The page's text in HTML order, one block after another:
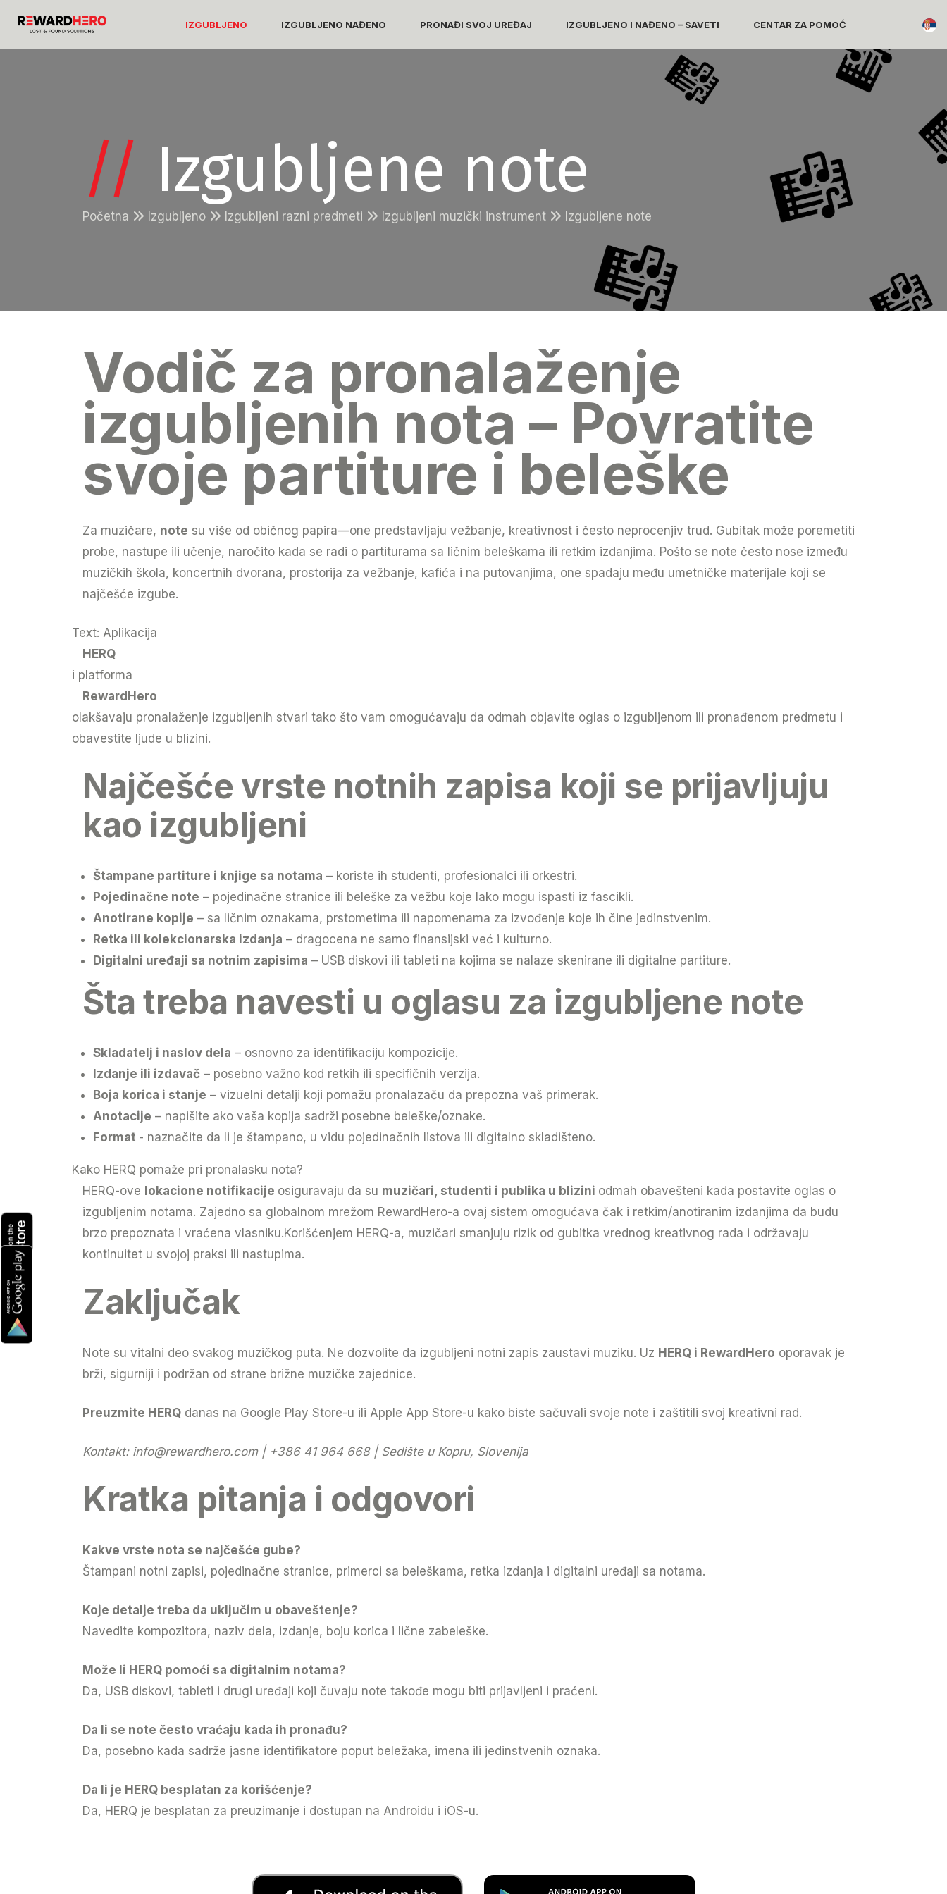
IZGUBLJENO IZGUBLJENO NAĐENO PRONAĐI SVOJ UREĐAJ IZGUBLJENO I NAĐENO – SAVETI CENTAR ZA POMOĆ
// Izgubljene note
Početna Izgubljeno Izgubljeni razni predmeti Izgubljeni muzički instrument Izgubljene note
Vodič za pronalaženje
izgubljenih nota – Povratite
svoje partiture i beleške
Za muzičare, note su više od običnog papira—one predstavljaju vežbanje, kreativnost i često neprocenjiv trud. Gubitak može poremetiti
probe, nastupe ili učenje, naročito kada se radi o partiturama sa ličnim beleškama ili retkim izdanjima. Pošto se note često nose između
muzičkih škola, koncertnih dvorana, prostorija za vežbanje, kafića i na putovanjima, one spadaju među umetničke materijale koji se
najčešće izgube.
Text: Aplikacija
HERQ
i platforma
RewardHero
olakšavaju pronalaženje izgubljenih stvari tako što vam omogućavaju da odmah objavite oglas o izgubljenom ili pronađenom predmetu i
obavestite ljude u blizini.
Najčešće vrste notnih zapisa koji se prijavljuju
kao izgubljeni
Štampane partiture i knjige sa notama – koriste ih studenti, profesionalci ili orkestri.
Pojedinačne note – pojedinačne stranice ili beleške za vežbu koje lako mogu ispasti iz fascikli.
Anotirane kopije – sa ličnim oznakama, prstometima ili napomenama za izvođenje koje ih čine jedinstvenim.
Retka ili kolekcionarska izdanja – dragocena ne samo finansijski već i kulturno.
Digitalni uređaji sa notnim zapisima – USB diskovi ili tableti na kojima se nalaze skenirane ili digitalne partiture.
Šta treba navesti u oglasu za izgubljene note
Skladatelj i naslov dela – osnovno za identifikaciju kompozicije.
Izdanje ili izdavač – posebno važno kod retkih ili specifičnih verzija.
Boja korica i stanje – vizuelni detalji koji pomažu pronalazaču da prepozna vaš primerak.
Anotacije – napišite ako vaša kopija sadrži posebne beleške/oznake.
Format - naznačite da li je štampano, u vidu pojedinačnih listova ili digitalno skladišteno.
Kako HERQ pomaže pri pronalasku nota?
HERQ-ove lokacione notifikacije osiguravaju da su muzičari, studenti i publika u blizini odmah obavešteni kada postavite oglas o
izgubljenim notama. Zajedno sa globalnom mrežom RewardHero-a ovaj sistem omogućava čak i retkim/anotiranim izdanjima da budu
brzo prepoznata i vraćena vlasniku.Korišćenjem HERQ-a, muzičari smanjuju rizik od gubitka vrednog kreativnog rada i održavaju
kontinuitet u svojoj praksi ili nastupima.
Zaključak
Note su vitalni deo svakog muzičkog puta. Ne dozvolite da izgubljeni notni zapis zaustavi muziku. Uz HERQ i RewardHero oporavak je
brži, sigurniji i podržan od strane brižne muzičke zajednice.
Preuzmite HERQ danas na Google Play Store-u ili Apple App Store-u kako biste sačuvali svoje note i zaštitili svoj kreativni rad.
Kontakt: info@rewardhero.com| +386 41 964 668 | Sedište u Kopru, Slovenija
Kratka pitanja i odgovori
Kakve vrste nota se najčešće gube?
Štampani notni zapisi, pojedinačne stranice, primerci sa beleškama, retka izdanja i digitalni uređaji sa notama.
Koje detalje treba da uključim u obaveštenje?
Navedite kompozitora, naziv dela, izdanje, boju korica i lične zabeleške.
Može li HERQ pomoći sa digitalnim notama?
Da, USB diskovi, tableti i drugi uređaji koji čuvaju note takođe mogu biti prijavljeni i praćeni.
Da li se note često vraćaju kada ih pronađu?
Da, posebno kada sadrže jasne identifikatore poput beležaka, imena ili jedinstvenih oznaka.
Da li je HERQ besplatan za korišćenje?
Da, HERQ je besplatan za preuzimanje i dostupan na Androidu i iOS-u.